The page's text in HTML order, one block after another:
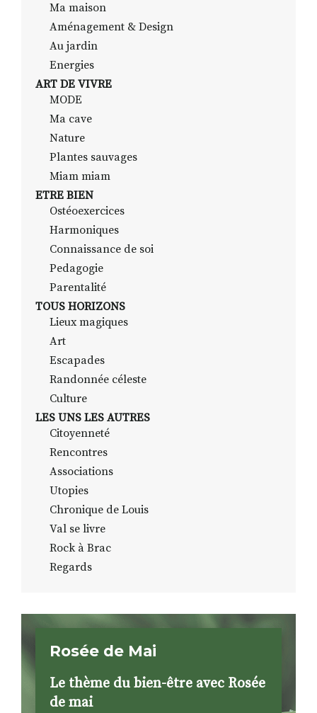
Ma maison
Aménagement & Design
Au jardin
Energies
ART DE VIVRE
MODE
Ma cave
Nature
Plantes sauvages
Miam miam
ETRE BIEN
Ostéoexercices
Harmoniques
Connaissance de soi
Pedagogie
Parentalité
TOUS HORIZONS
Lieux magiques
Art
Escapades
Randonnée céleste
Culture
LES UNS LES AUTRES
Citoyenneté
Rencontres
Associations
Utopies
Chronique de Louis
Val se livre
Rock à Brac
Regards
Rosée de Mai
Le thème du bien-être avec Rosée
de mai